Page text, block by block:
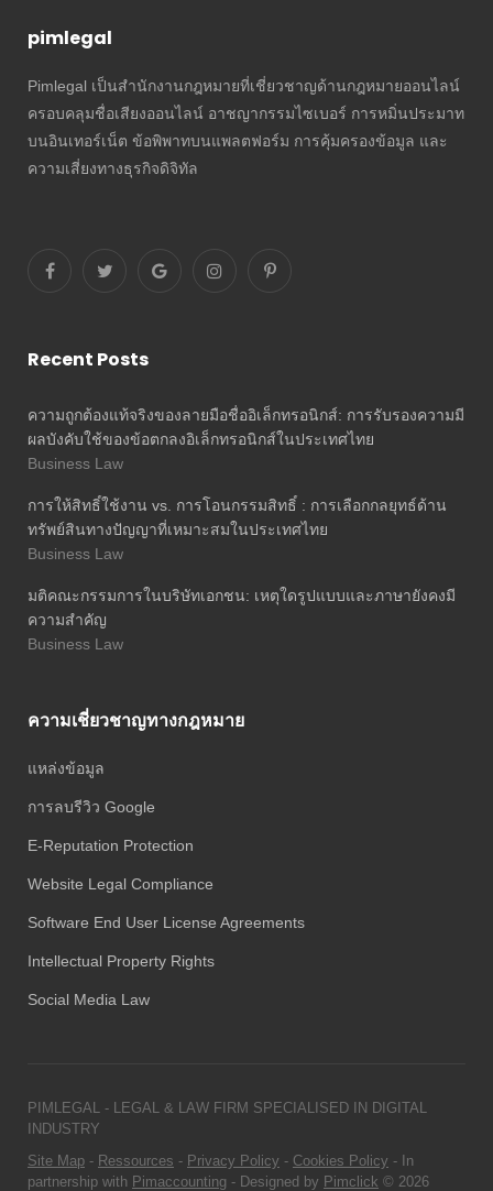
pimlegal
Pimlegal เป็นสำนักงานกฎหมายที่เชี่ยวชาญด้านกฎหมายออนไลน์
ครอบคลุมชื่อเสียงออนไลน์ อาชญากรรมไซเบอร์ การหมิ่นประมาท
บนอินเทอร์เน็ต ข้อพิพาทบนแพลตฟอร์ม การคุ้มครองข้อมูล และ
ความเสี่ยงทางธุรกิจดิจิทัล
Recent Posts
ความถูกต้องแท้จริงของลายมือชื่ออิเล็กทรอนิกส์: การรับรองความมี
ผลบังคับใช้ของข้อตกลงอิเล็กทรอนิกส์ในประเทศไทย
Business Law
การให้สิทธิ์ใช้งาน vs. การโอนกรรมสิทธิ์ : การเลือกกลยุทธ์ด้าน
ทรัพย์สินทางปัญญาที่เหมาะสมในประเทศไทย
Business Law
มติคณะกรรมการในบริษัทเอกชน: เหตุใดรูปแบบและภาษายังคงมี
ความสำคัญ
Business Law
ความเชี่ยวชาญทางกฎหมาย
แหล่งข้อมูล
การลบรีวิว Google
E-Reputation Protection
Website Legal Compliance
Software End User License Agreements
Intellectual Property Rights
Social Media Law
PIMLEGAL - LEGAL & LAW FIRM SPECIALISED IN DIGITAL
INDUSTRY
Site Map - Ressources - Privacy Policy - Cookies Policy - In
partnership with Pimaccounting - Designed by Pimclick © 2026